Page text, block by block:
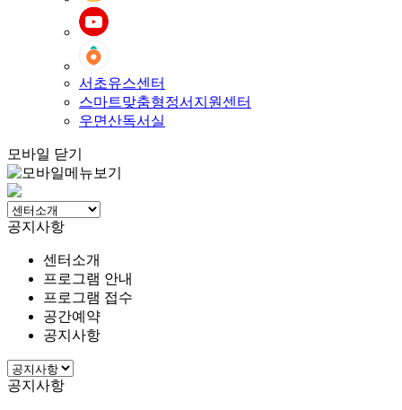
서초유스센터
스마트맞춤형정서지원센터
우면산독서실
모바일 닫기
공지사항
센터소개
프로그램 안내
프로그램 접수
공간예약
공지사항
공지사항